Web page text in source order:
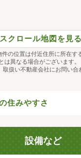
スクロール地図を見る
の位置は付近住所に所在す
は異なる場合がございます。
扱い不動産会社にお問い合
住みやすさ
設備など